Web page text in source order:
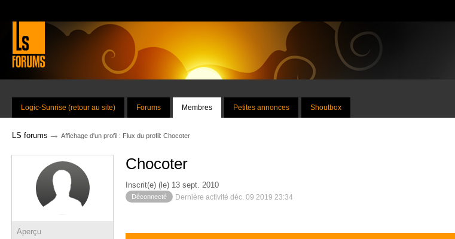
Logic-Sunrise (retour au site) Forums Membres Petites annonces Shoutbox
LS forums → Affichage d'un profil : Flux du profil: Chocoter
Aperçu
Chocoter
Inscrit(e) (le) 13 sept. 2010
Déconnecté Dernière activité déc. 09 2019 23:34